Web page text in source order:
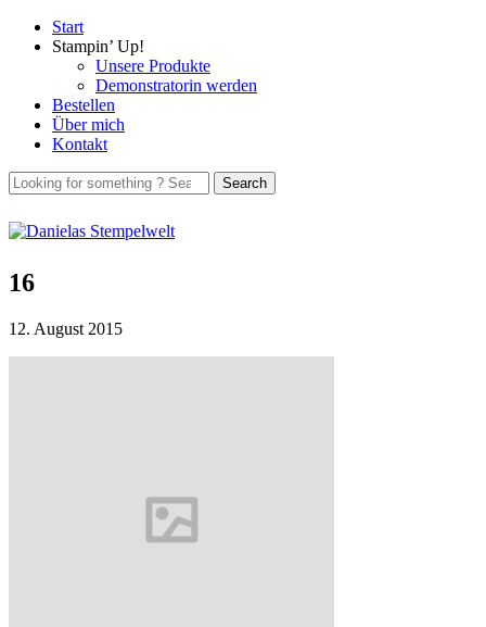
Start
Stampin’ Up!
Unsere Produkte
Demonstratorin werden
Bestellen
Über mich
Kontakt
16
12. August 2015